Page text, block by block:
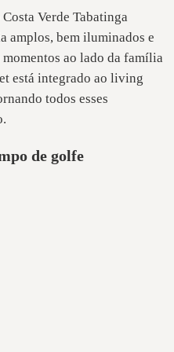
Verde Tabatinga
amplos, bem iluminados e
ao lado da família
está integrado ao living
todos esses
de golfe